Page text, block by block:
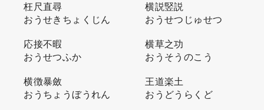
枉尺直尋
おうせきちょくじん
横説竪説
おうせつじゅせつ
応接不暇
おうせつふか
横草之功
おうそうのこう
横徴暴斂
おうちょうぼうれん
王道楽土
おうどうらくど